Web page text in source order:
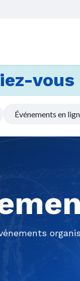
vous
Événements en